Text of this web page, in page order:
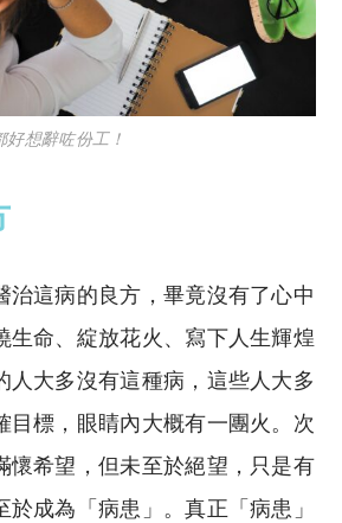
想辭咗份工！
治這病的良方，畢竟沒有了心中
生命、綻放花火、寫下人生輝煌
人大多沒有這種病，這些人大多
目標，眼睛內大概有一團火。次
懷希望，但未至於絕望，只是有
成為「病患」。真正「病患」